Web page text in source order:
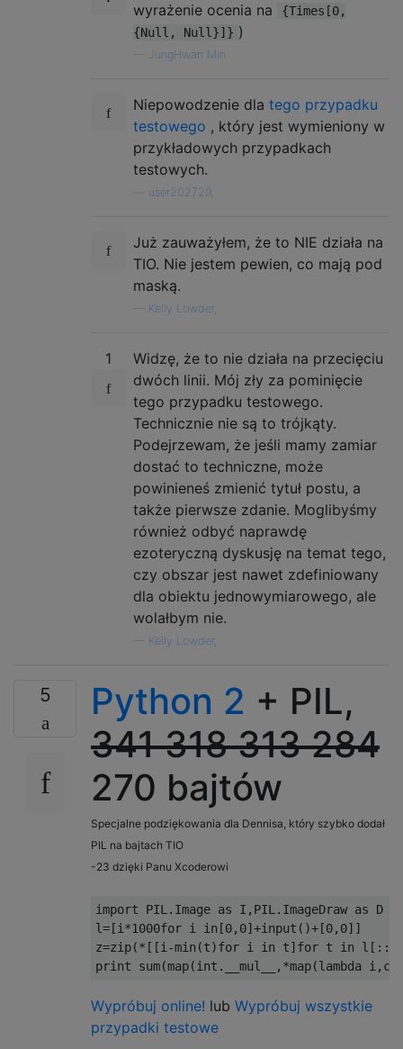
wyrażenie ocenia na
{Times[0,
{Null, Null}]} )
JungHwan Min
Niepowodzenie dla tego przypadku
testowego , który jest wymieniony w
przykładowych przypadkach
testowych.
user202729,
Już zauważyłem, że to NIE działa na
TIO. Nie jestem pewien, co mają pod
maską.
Kelly Lowder,
1
Widzę, że to nie działa na przecięciu
dwóch linii. Mój zły za pominięcie
tego przypadku testowego.
Technicznie nie są to trójkąty.
Podejrzewam, że jeśli mamy zamiar
dostać to techniczne, może
powinieneś zmienić tytuł postu, a
także pierwsze zdanie. Moglibyśmy
również odbyć naprawdę
ezoteryczną dyskusję na temat tego,
czy obszar jest nawet zdefiniowany
dla obiektu jednowymiarowego, ale
wolałbym nie.
Kelly Lowder,
5 Python 2 + PIL,
341318313284
270 bajtów
Specjalne podziękowania dla Dennisa, który szybko dodał
PIL na bajtach TIO
-23 dzięki Panu Xcoderowi
import PIL. Image as I , PIL. ImageDraw as D
l=[i*1000for i in [0, 0]+input ()+[0, 0]]
z=zip(*[[i-min (t)for i in t] for t in l [::
print sum(map(int . __mul__ ,*map(lambda i, c
Wypróbuj online! lub Wypróbuj wszystkie
przypadki testowe